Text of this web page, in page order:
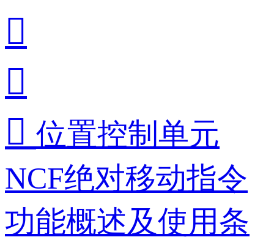


 位置控制单元
NCF绝对移动指令
功能概述及使用条